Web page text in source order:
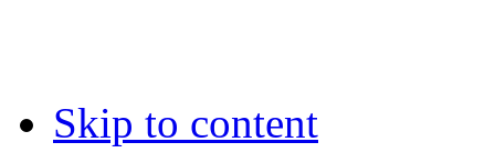
Skip to content